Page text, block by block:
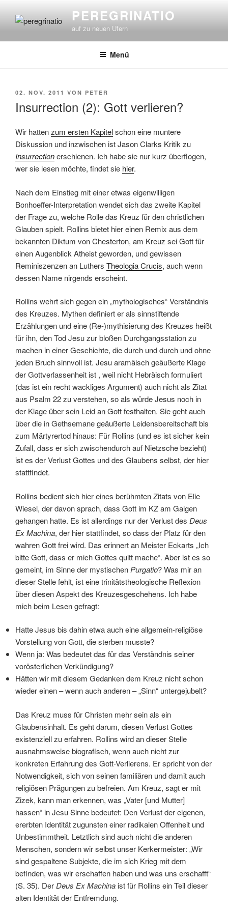
Inhalt
PEREGRINATIO
auf zu neuen Ufern
Menü
VERÖFFENTLICHT
02. NOV. 2011 VON PETER
Insurrection (2): Gott verlieren?
Wir hattenzum ersten Kapitelschon eine muntere
Diskussion und inzwischen ist Jason Clarks Kritik zu
Insurrectionerschienen. Ich habe sie nur kurz überflogen,
wer sie lesen möchte, findet sie hier.
Nach dem Einstieg mit einer etwas eigenwilligen
Bonhoeffer-Interpretation wendet sich das zweite Kapitel
der Frage zu, welche Rolle das Kreuz für den christlichen
Glauben spielt. Rollins bietet hier einen Remix aus dem
bekannten Diktum von Chesterton, am Kreuz sei Gott für
einen Augenblick Atheist geworden, und gewissen
Reminiszenzen an Luthers Theologia Crucis, auch wenn
dessen Name nirgends erscheint.
Rollins wehrt sich gegen ein „mythologisches“ Verständnis
des Kreuzes. Mythen definiert er als sinnstiftende
Erzählungen und eine (Re-)mythisierung des Kreuzes heißt
für ihn, den Tod Jesu zur bloßen Durchgangsstation zu
machen in einer Geschichte, die durch und durch und ohne
jeden Bruch sinnvoll ist. Jesu aramäisch geäußerte Klage
der Gottverlassenheit ist , weil nicht Hebräisch formuliert
(das ist ein recht wackliges Argument) auch nicht als Zitat
aus Psalm 22 zu verstehen, so als würde Jesus noch in
der Klage über sein Leid an Gott festhalten. Sie geht auch
über die in Gethsemane geäußerte Leidensbereitschaft bis
zum Märtyrertod hinaus: Für Rollins (und es ist sicher kein
Zufall, dass er sich zwischendurch auf Nietzsche bezieht)
ist es der Verlust Gottes und des Glaubens selbst, der hier
stattfindet.
Rollins bedient sich hier eines berühmten Zitats von Elie
Wiesel, der davon sprach, dass Gott im KZ am Galgen
gehangen hatte. Es ist allerdings nur der Verlust des Deus
Ex Machina, der hier stattfindet, so dass der Platz für den
wahren Gott frei wird. Das erinnert an Meister Eckarts „Ich
bitte Gott, dass er mich Gottes quitt mache“. Aber ist es so
gemeint, im Sinne der mystischen Purgatio? Was mir an
dieser Stelle fehlt, ist eine trinitätstheologische Reflexion
über diesen Aspekt des Kreuzesgeschehens. Ich habe
mich beim Lesen gefragt:
Hatte Jesus bis dahin etwa auch eine allgemein-religiöse
Vorstellung von Gott, die sterben musste?
Wenn ja: Was bedeutet das für das Verständnis seiner
vorösterlichen Verkündigung?
Hätten wir mit diesem Gedanken dem Kreuz nicht schon
wieder einen – wenn auch anderen – „Sinn“ untergejubelt?
Das Kreuz muss für Christen mehr sein als ein
Glaubensinhalt. Es geht darum, diesen Verlust Gottes
existenziell zu erfahren. Rollins wird an dieser Stelle
ausnahmsweise biografisch, wenn auch nicht zur
konkreten Erfahrung des Gott-Verlierens. Er spricht von der
Notwendigkeit, sich von seinen familiären und damit auch
religiösen Prägungen zu befreien. Am Kreuz, sagt er mit
Zizek, kann man erkennen, was „Vater [und Mutter]
hassen“ in Jesu Sinne bedeutet: Den Verlust der eigenen,
ererbten Identität zugunsten einer radikalen Offenheit und
Unbestimmtheit. Letztlich sind auch nicht die anderen
Menschen, sondern wir selbst unser Kerkermeister: „Wir
sind gespaltene Subjekte, die im sich Krieg mit dem
befinden, was wir erschaffen haben und was uns erschafft“
(S. 35). Der Deus Ex Machina ist für Rollins ein Teil dieser
alten Identität der Entfremdung.